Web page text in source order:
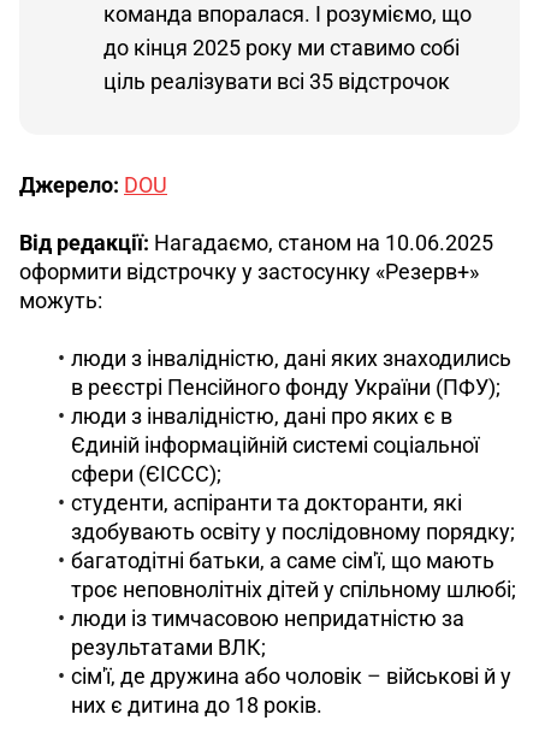
команда впоралася. І розуміємо, що
до кінця 2025 року ми ставимо собі
ціль реалізувати всі 35 відстрочок
Джерело: DOU
Від редакції: Нагадаємо, станом на 10.06.2025
оформити відстрочку у застосунку «Резерв+»
можуть:
люди з інвалідністю, дані яких знаходились
в реєстрі Пенсійного фонду України (ПФУ);
люди з інвалідністю, дані про яких є в
Єдиній інформаційній системі соціальної
сфери (ЄІССС);
студенти, аспіранти та докторанти, які
здобувають освіту у послідовному порядку;
багатодітні батьки, а саме сім'ї, що мають
троє неповнолітніх дітей у спільному шлюбі;
люди із тимчасовою непридатністю за
результатами ВЛК;
сім'ї, де дружина або чоловік – військові й у
них є дитина до 18 років.